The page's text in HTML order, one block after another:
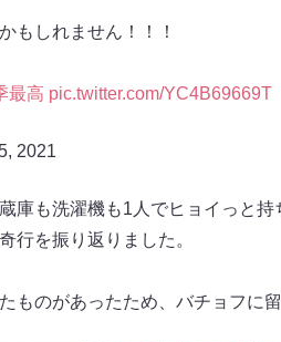
もしれません！！！
最高 pic.twitter.com/YC4B69669T
2021
庫も洗濯機も1人でヒョイっと
行を振り返りました。
ものがあったため、バチョフに